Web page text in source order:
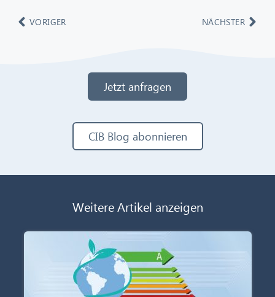
VORIGER NÄCHSTER
Jetzt anfragen
CIB Blog abonnieren
Weitere Artikel anzeigen